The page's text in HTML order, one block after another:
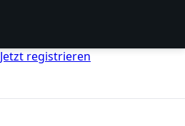
Jetzt registrieren